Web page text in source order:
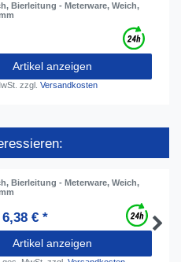
Bierleitung - Meterware, Weich,
Artikel anzeigen
zzgl.Versandkosten
Bierleitung - Meterware, Weich,
6,38 € *
Artikel anzeigen